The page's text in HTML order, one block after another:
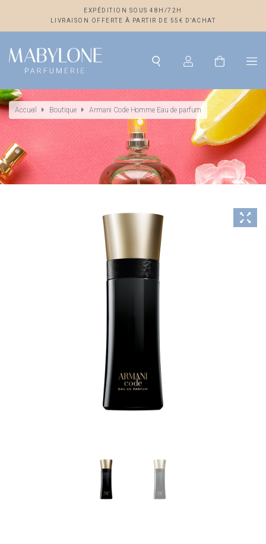
EXPÉDITION SOUS 48H/72H
LIVRAISON OFFERTE À PARTIR DE 55€ D’ACHAT
Accueil Boutique Armani Code Homme Eau de parfum